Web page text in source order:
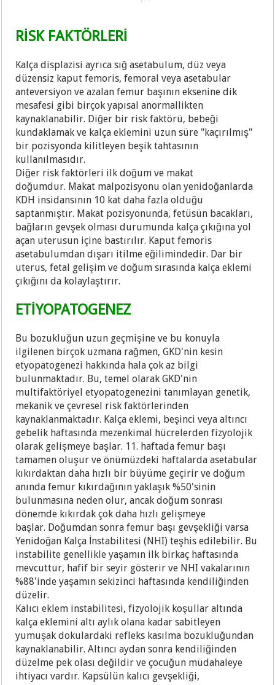
RİSK FAKTÖRLERİ
Kalça displazisi ayrıca sığ asetabulum, düz veya
düzensiz kaput femoris, femoral veya asetabular
anteversiyon ve azalan femur başının eksenine dik
mesafesi gibi birçok yapısal anormallikten
kaynaklanabilir. Diğer bir risk faktörü, bebeği
kundaklamak ve kalça eklemini uzun süre "kaçırılmış"
bir pozisyonda kilitleyen beşik tahtasının
kullanılmasıdır.
Diğer risk faktörleri ilk doğum ve makat
doğumdur. Makat malpozisyonu olan yenidoğanlarda
KDH insidansının 10 kat daha fazla olduğu
saptanmıştır. Makat pozisyonunda, fetüsün bacakları,
bağların gevşek olması durumunda kalça çıkığına yol
açan uterusun içine bastırılır. Kaput femoris
asetabulumdan dışarı itilme eğilimindedir. Dar bir
uterus, fetal gelişim ve doğum sırasında kalça eklemi
çıkığını da kolaylaştırır.
ETİYOPATOGENEZ
Bu bozukluğun uzun geçmişine ve bu konuyla
ilgilenen birçok uzmana rağmen, GKD'nin kesin
etyopatogenezi hakkında hala çok az bilgi
bulunmaktadır. Bu, temel olarak GKD'nin
multifaktöriyel etyopatogenezini tanımlayan genetik,
mekanik ve çevresel risk faktörlerinden
kaynaklanmaktadır. Kalça eklemi, beşinci veya altıncı
gebelik haftasında mezenkimal hücrelerden fizyolojik
olarak gelişmeye başlar. 11. haftada femur başı
tamamen oluşur ve önümüzdeki haftalarda asetabular
kıkırdaktan daha hızlı bir büyüme geçirir ve doğum
anında femur kıkırdağının yaklaşık %50'sinin
bulunmasına neden olur, ancak doğum sonrası
dönemde kıkırdak çok daha hızlı gelişmeye
başlar. Doğumdan sonra femur başı gevşekliği varsa
Yenidoğan Kalça İnstabilitesi (NHI) teşhis edilebilir. Bu
instabilite genellikle yaşamın ilk birkaç haftasında
mevcuttur, hafif bir seyir gösterir ve NHI vakalarının
%88'inde yaşamın sekizinci haftasında kendiliğinden
düzelir.
Kalıcı eklem instabilitesi, fizyolojik koşullar altında
kalça eklemini altı aylık olana kadar sabitleyen
yumuşak dokulardaki refleks kasılma bozukluğundan
kaynaklanabilir. Altıncı aydan sonra kendiliğinden
düzelme pek olası değildir ve çocuğun müdahaleye
ihtiyacı vardır. Kapsülün kalıcı gevşekliği,